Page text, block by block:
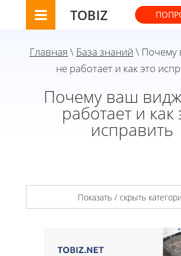
TOBIZ
Главная \ База знаний \ Почему
не работает и как это
Почему ваш
работает и как
исправить
Показать / скрыть